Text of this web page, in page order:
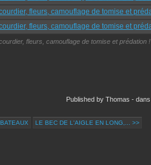
fleurs, camouflage de tomise et prédation !
Published by Thomas - dans
LE BEC DE L'AIGLE EN LONG,... >>